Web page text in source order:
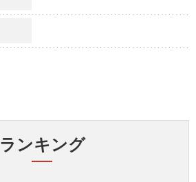
ランキング